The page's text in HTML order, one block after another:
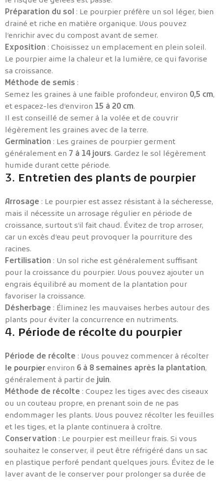
Préparation du sol : Le pourpier préfère un sol léger, bien
drainé et riche en matière organique. Vous pouvez
l’enrichir avec du compost avant de semer.
Exposition : Choisissez un emplacement en plein soleil.
Le pourpier aime la chaleur et la lumière, ce qui favorise
sa croissance.
Méthode de semis :
Semez les graines à une faible profondeur, environ 0,5 cm,
et espacez-les d’environ 15 à 20 cm.
Il est conseillé de semer à la volée et de couvrir
légèrement les graines avec de la terre.
Germination : Les graines de pourpier germent
généralement en 7 à 14 jours. Gardez le sol légèrement
humide durant cette période.
3. Entretien des plants de pourpier
Arrosage : Le pourpier est assez résistant à la sécheresse,
mais il nécessite un arrosage régulier en période de
croissance, surtout s’il fait chaud. Évitez de trop arroser,
car un excès d’eau peut provoquer la pourriture des
racines.
Fertilisation : Un sol riche est généralement suffisant
pour la croissance du pourpier. Vous pouvez ajouter un
engrais équilibré au moment de la plantation pour
favoriser la croissance.
Désherbage : Éliminez les mauvaises herbes autour des
plants pour éviter la concurrence en nutriments.
4. Période de récolte du pourpier
Période de récolte : Vous pouvez commencer à récolter
le pourpier environ 6 à 8 semaines après la plantation,
généralement à partir de juin.
Méthode de récolte : Coupez les tiges avec des ciseaux
ou un couteau propre, en prenant soin de ne pas
endommager les plants. Vous pouvez récolter les feuilles
et les tiges, et la plante continuera à croître.
Conservation : Le pourpier est meilleur frais. Si vous
souhaitez le conserver, il peut être réfrigéré dans un sac
en plastique perforé pendant quelques jours. Évitez de le
laver avant de le conserver pour prolonger sa durée de